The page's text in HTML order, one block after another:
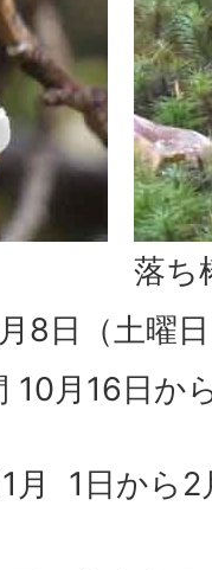
落ち
8日（土曜
10月16日か
月 1日から